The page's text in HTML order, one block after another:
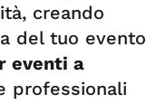
creando
del tuo evento
eventi a
professionali